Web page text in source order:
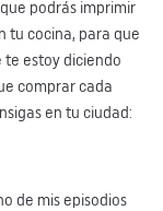
podrás imprimir
tu cocina, para que
te estoy diciendo
comprar cada
en tu ciudad:
de mis episodios